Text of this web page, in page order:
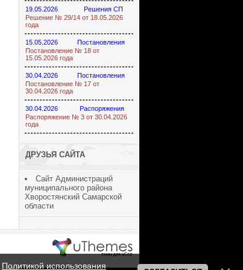
19.05.2026
Решения СП
Решение № 29/14 от 18.05.2026
года
15.05.2026
Постановления
Постановление № 18 от
15.05.2026 года
30.04.2026
Постановления
Постановление № 17 от
30.04.2026 года
30.04.2026
Распоряжения
Распоряжение № 3 от 30.04.2026
года
ДРУЗЬЯ САЙТА
Сайт Администраций
муниципального района
Хворостянский Самарской
области
Политикой использования